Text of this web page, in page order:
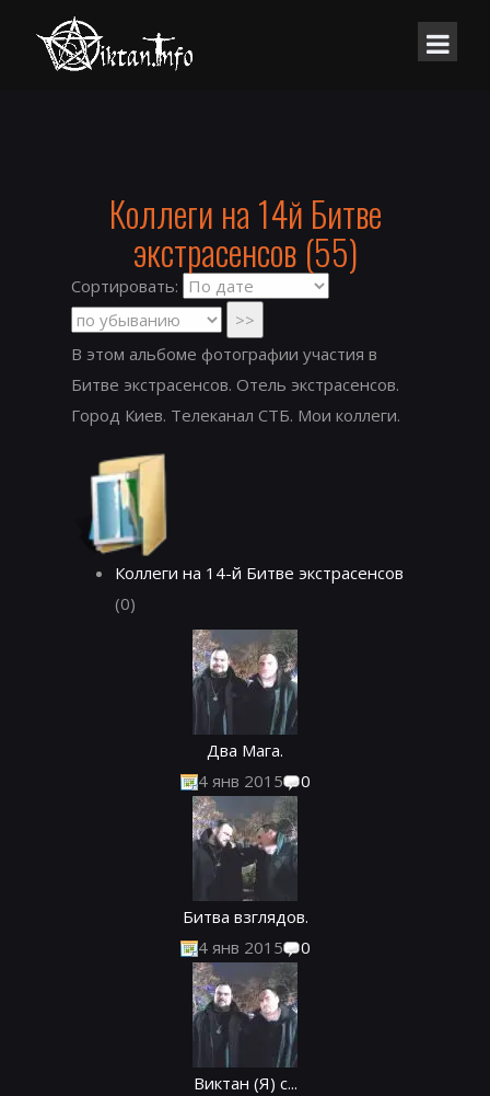
Коллеги на 14й Битве
экстрасенсов (55)
Сортировать:
В этом альбоме фотографии участия в
Битве экстрасенсов. Отель экстрасенсов.
Город Киев. Телеканал СТБ. Мои коллеги.
Коллеги на 14-й Битве экстрасенсов
(0)
Два Мага.
4 янв 2015
0
Битва взглядов.
4 янв 2015
0
Виктан (Я) с...